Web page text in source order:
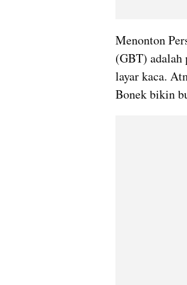
Menonton
(GBT) adalah
layar kaca.
Bonek bikin